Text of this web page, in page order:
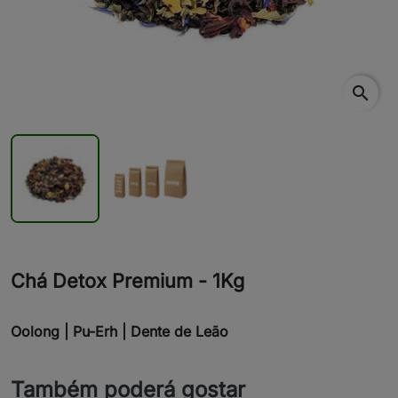
search
Chá Detox Premium - 1Kg
Oolong | Pu-Erh | Dente de Leão
Também poderá gostar